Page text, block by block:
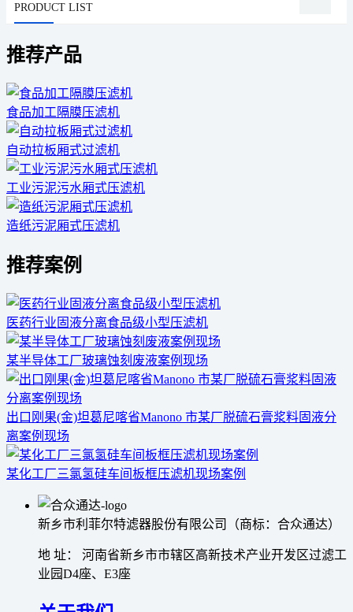
PRODUCT LIST
推荐产品
食品加工隔膜压滤机
自动拉板厢式过滤机
工业污泥污水厢式压滤机
造纸污泥厢式压滤机
推荐案例
医药行业固液分离食品级小型压滤机
某半导体工厂玻璃蚀刻废液案例现场
出口刚果(金)坦葛尼喀省Manono 市某厂脱硫石膏浆料固液分
离案例现场
某化工厂三氯氢硅车间板框压滤机现场案例
新乡市利菲尔特滤器股份有限公司（商标：合众通达）
地 址： 河南省新乡市市辖区高新技术产业开发区过滤工
业园D4座、E3座